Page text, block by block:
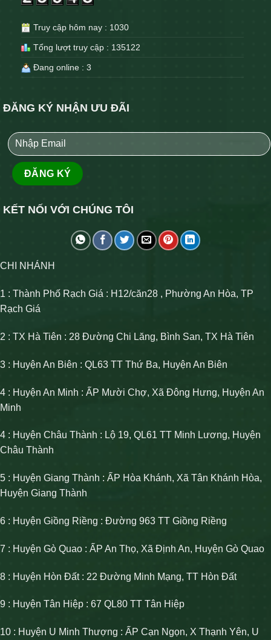
Truy cập hôm nay : 1030
Tổng lượt truy cập : 135122
Đang online : 3
ĐĂNG KÝ NHẬN ƯU ĐÃI
KẾT NỐI VỚI CHÚNG TÔI
CHI NHÁNH
1 : Thành Phố Rạch Giá : H12/căn28 , Phường An Hòa, TP
Rạch Giá
2 : TX Hà Tiên : 28 Đường Chi Lăng, Bình San, TX Hà Tiên
3 : Huyện An Biên : QL63 TT Thứ Ba, Huyện An Biên
4 : Huyện An Minh : ẤP Mười Chợ, Xã Đông Hưng, Huyện An
Minh
4 : Huyện Châu Thành : Lộ 19, QL61 TT Minh Lương, Huyện
Châu Thành
5 : Huyện Giang Thành : ẤP Hòa Khánh, Xã Tân Khánh Hòa,
Huyện Giang Thành
6 : Huyện Giồng Riềng : Đường 963 TT Giồng Riềng
7 : Huyện Gò Quao : ẤP An Thọ, Xã Định An, Huyện Gò Quao
8 : Huyện Hòn Đất : 22 Đường Minh Mạng, TT Hòn Đất
9 : Huyện Tân Hiệp : 67 QL80 TT Tân Hiệp
10 : Huyện U Minh Thượng : ẤP Cạn Ngọn, X Thạnh Yên, U